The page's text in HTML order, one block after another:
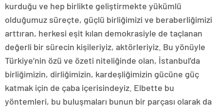
kurduğu ve hep birlikte geliştirmekte yükümlü
olduğumuz süreçte, güçlü birliğimizi ve beraberliğimizi
arttıran, herkesi eşit kılan demokrasiyle de taçlanan
değerli bir sürecin kişileriyiz, aktörleriyiz. Bu yönüyle
Türkiye’nin özü ve özeti niteliğinde olan, İstanbul’da
birliğimizin, dirliğimizin, kardeşliğimizin gücüne güç
katmak için de çaba içerisindeyiz. Elbette bu
yöntemleri, bu buluşmaları bunun bir parçası olarak da